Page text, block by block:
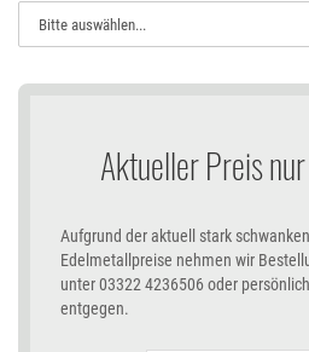
Aktueller Preis
Aufgrund der aktuell stark
Edelmetallpreise nehmen wir
unter 03322 4236506 oder
entgegen.